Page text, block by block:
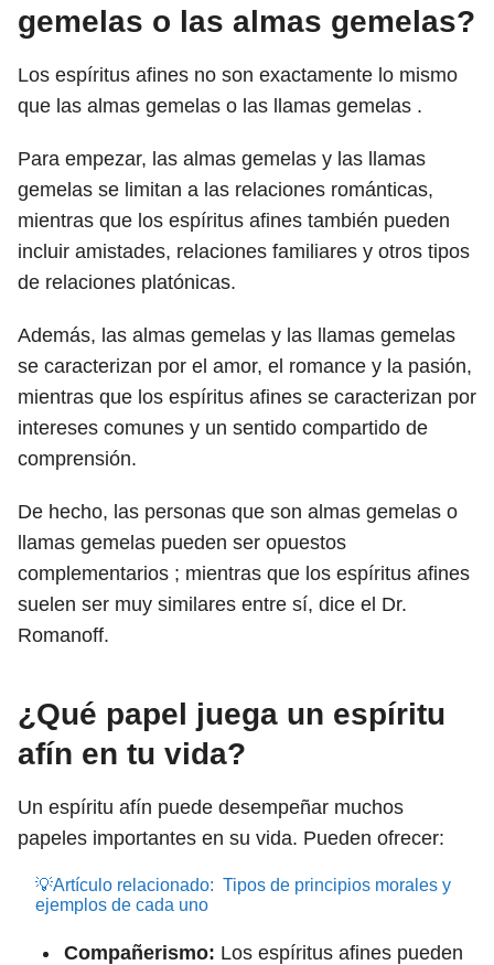
gemelas o las almas gemelas?
Los espíritus afines no son exactamente lo mismo
que las almas gemelas o las llamas gemelas .
Para empezar, las almas gemelas y las llamas
gemelas se limitan a las relaciones románticas,
mientras que los espíritus afines también pueden
incluir amistades, relaciones familiares y otros tipos
de relaciones platónicas.
Además, las almas gemelas y las llamas gemelas
se caracterizan por el amor, el romance y la pasión,
mientras que los espíritus afines se caracterizan por
intereses comunes y un sentido compartido de
comprensión.
De hecho, las personas que son almas gemelas o
llamas gemelas pueden ser opuestos
complementarios ; mientras que los espíritus afines
suelen ser muy similares entre sí, dice el Dr.
Romanoff.
¿Qué papel juega un espíritu
afín en tu vida?
Un espíritu afín puede desempeñar muchos
papeles importantes en su vida. Pueden ofrecer:
💡Artículo relacionado: Tipos de principios morales y
ejemplos de cada uno
Compañerismo: Los espíritus afines pueden